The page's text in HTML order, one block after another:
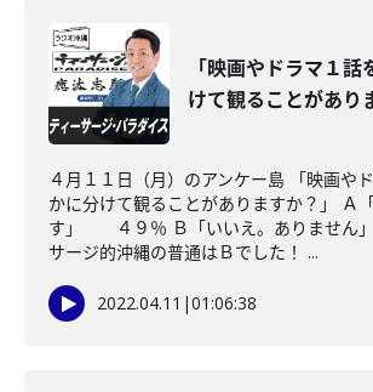
「映画やドラマ１
けて観ることがあり
４月１１日（月）のアンケー島 「映画や
かに分けて観ることがありますか？」 Ａ
す」 ４９％ Ｂ「いいえ。ありません」
サージ的沖縄の普通はＢでした！ ...
2022.04.11 |01:06:38